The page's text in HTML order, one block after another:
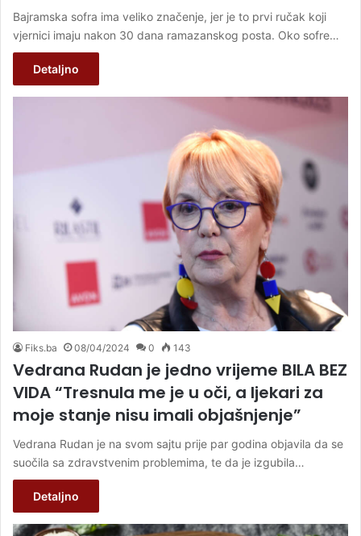
Bajramska sofra ima veliko značenje, jer je to prvi ručak koji
vjernici imaju nakon 30 dana ramazanskog posta. Oko sofre…
Detaljno
Fiks.ba 08/04/2024 0 143
Vedrana Rudan je jedno vrijeme BILA BEZ
VIDA “Tresnula me je u oči, a ljekari za
moje stanje nisu imali objašnjenje”
Vedrana Rudan je na svom sajtu prije par godina objavila da se
suočila sa zdravstvenim problemima, te da je izgubila…
Detaljno